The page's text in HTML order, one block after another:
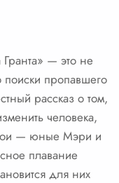
— это не
поиски пропавшего
рассказ о том,
человека,
— юные Мэри и
плавание
для них